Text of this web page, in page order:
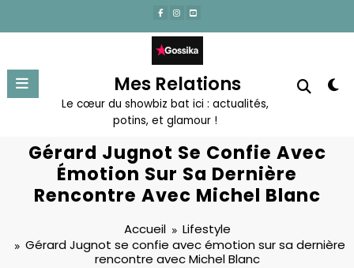
contenu
Mes Relations
Le cœur du showbiz bat ici : actualités,
potins, et glamour !
Gérard Jugnot Se Confie Avec
Émotion Sur Sa Dernière
Rencontre Avec Michel Blanc
Accueil
Lifestyle
Gérard Jugnot se confie avec émotion sur sa dernière
rencontre avec Michel Blanc